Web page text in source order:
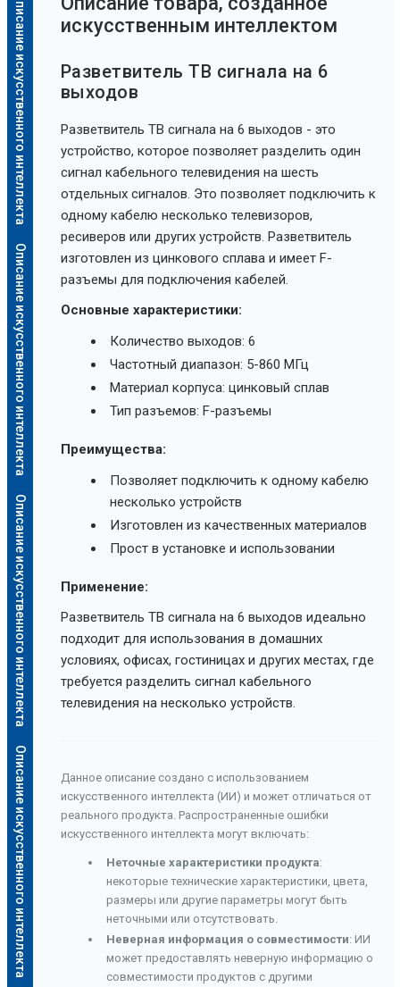
Описание искусственного интеллекта
Описание искусственного интеллекта
Описание искусственного интеллекта
Описание искусственного интеллекта
искусственным интеллектом
Разветвитель ТВ сигнала на 6
выходов
Разветвитель ТВ сигнала на 6 выходов - это
устройство, которое позволяет разделить один
сигнал кабельного телевидения на шесть
отдельных сигналов. Это позволяет подключить к
одному кабелю несколько телевизоров,
ресиверов или других устройств. Разветвитель
изготовлен из цинкового сплава и имеет F-
разъемы для подключения кабелей.
Основные характеристики:
Количество выходов: 6
Частотный диапазон: 5-860 МГц
Материал корпуса: цинковый сплав
Тип разъемов: F-разъемы
Преимущества:
Позволяет подключить к одному кабелю
несколько устройств
Изготовлен из качественных материалов
Прост в установке и использовании
Применение:
Разветвитель ТВ сигнала на 6 выходов идеально
подходит для использования в домашних
условиях, офисах, гостиницах и других местах, где
требуется разделить сигнал кабельного
телевидения на несколько устройств.
Данное описание создано с использованием
искусственного интеллекта (ИИ) и может отличаться от
реального продукта. Распространенные ошибки
искусственного интеллекта могут включать:
Неточные характеристики продукта:
некоторые технические характеристики, цвета,
размеры или другие параметры могут быть
неточными или отсутствовать.
Неверная информация о совместимости: ИИ
может предоставлять неверную информацию о
совместимости продуктов с другими